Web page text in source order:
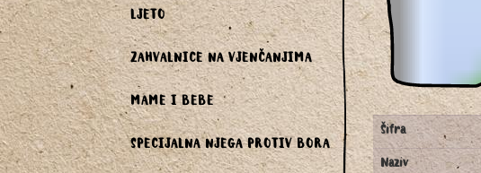
LJETO
ZAHVALNICE NA VJENČANJIMA
MAME I BEBE
SPECIJALNA NJEGA PROTIV BORA
Šifra
Naziv